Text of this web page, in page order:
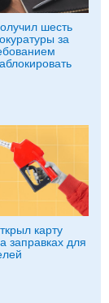
шесть
за
карту
заправках для